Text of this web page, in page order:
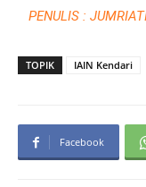
PENULIS :
TOPIK IAIN Kendari
Facebook